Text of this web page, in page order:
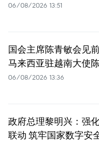
06/08/2026 13:51
国会主席陈青敏会见
马来西亚驻越南大使
06/08/2026 13:36
政府总理黎明兴：强
联动 筑牢国家数字安